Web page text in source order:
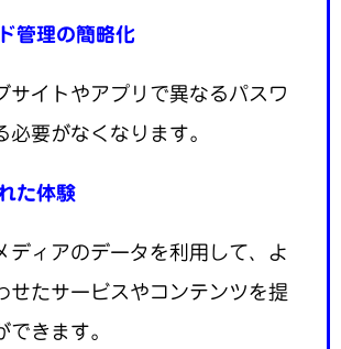
管理の簡略化
サイトやアプリで異なるパスワ
必要がなくなります。
た体験
ディアのデータを利用して、よ
せたサービスやコンテンツを提
できます。